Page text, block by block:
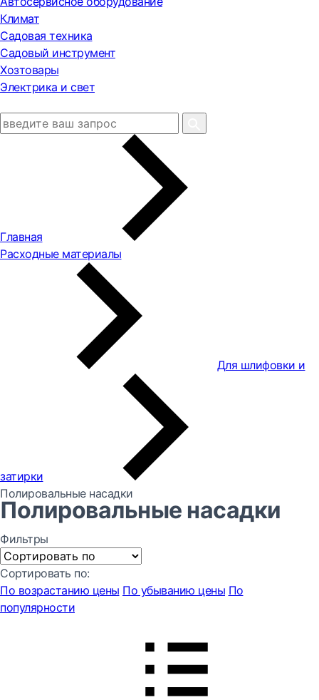
Климат
Садовая техника
Садовый инструмент
Хозтовары
Электрика и свет
Главная
Расходные материалы
Для шлифовки и
затирки
Полировальные насадки
Полировальные насадки
Фильтры
Сортировать по:
По возрастанию цены По убыванию цены По
популярности